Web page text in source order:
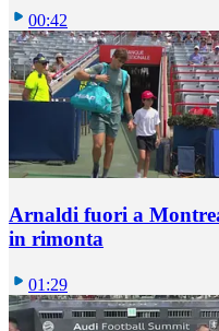
00:42
Arnaldi fuori a
in rimonta
01:29